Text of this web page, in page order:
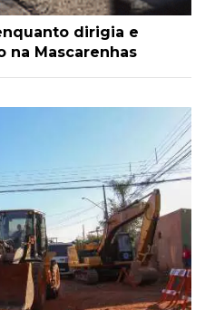
dirigia e
na Mascarenhas